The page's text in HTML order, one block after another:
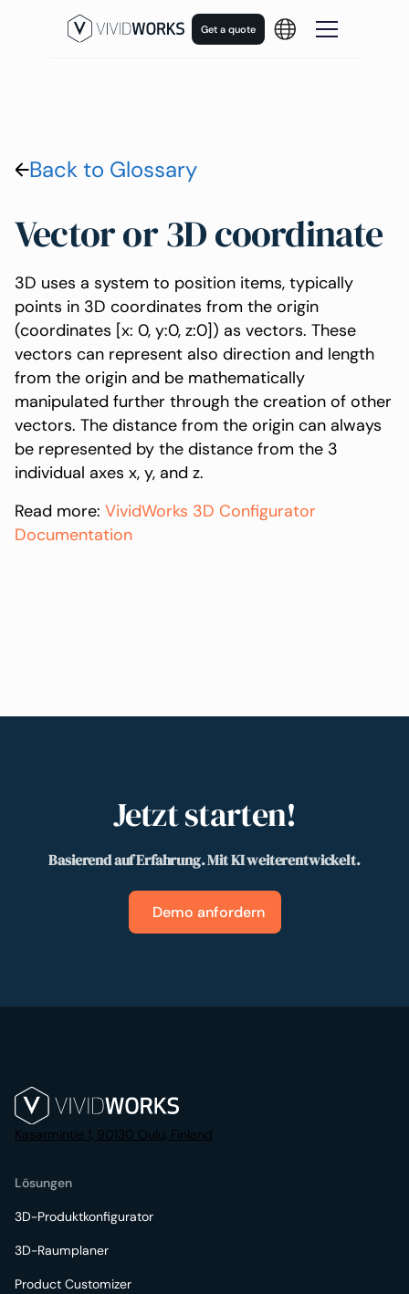
Get a quote
Back to Glossary
Vector or 3D coordinate
3D uses a system to position items, typically
points in 3D coordinates from the origin
(coordinates [x: 0, y:0, z:0]) as vectors. These
vectors can represent also direction and length
from the origin and be mathematically
manipulated further through the creation of other
vectors. The distance from the origin can always
be represented by the distance from the 3
individual axes x, y, and z.
Read more: VividWorks 3D Configurator
Documentation
Jetzt starten!
Basierend auf Erfahrung. Mit KI weiterentwickelt.
Demo anfordern
Kasarmintie 1, 90130 Oulu, Finland
Lösungen
3D-Produktkonfigurator
3D-Raumplaner
Product Customizer